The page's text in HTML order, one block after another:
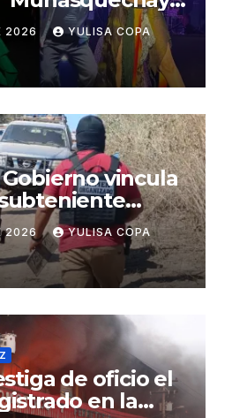
en Santa
2026 YULISA COPA
vincula
red de
2026 YULISA COPA
de oficio el
en la